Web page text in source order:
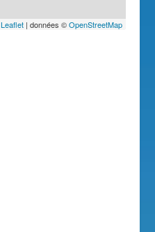
Leaflet| données ©OpenStreetMap